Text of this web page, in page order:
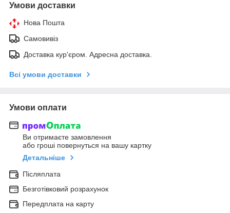
Умови доставки
Нова Пошта
Самовивіз
Доставка кур'єром. Адресна доставка.
Всі умови доставки
Умови оплати
Ви отримаєте замовлення
або гроші повернуться на вашу картку
Детальніше
Післяплата
Безготівковий розрахунок
Передплата на карту